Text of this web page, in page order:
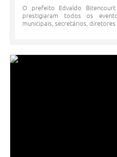
O prefeito Edvaldo
prestigiaram todos os
municipais, secretários, diretores